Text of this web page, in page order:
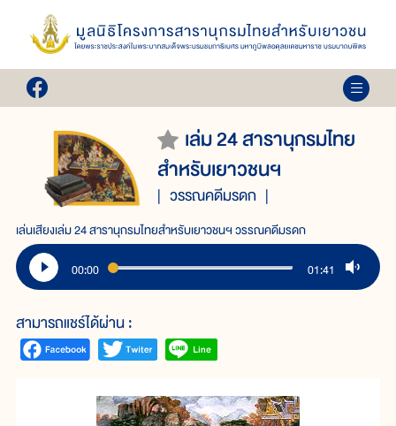
เล่ม 24 สารานุกรมไทย
สำหรับเยาวชนฯ
วรรณคดีมรดก
เล่นเสียงเล่ม 24 สารานุกรมไทยสำหรับเยาวชนฯ วรรณคดีมรดก
00:00 01:41
สามารถแชร์ได้ผ่าน :